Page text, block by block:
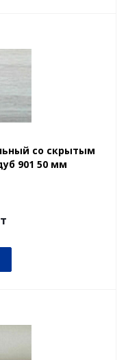
со скрытым
901 50 мм